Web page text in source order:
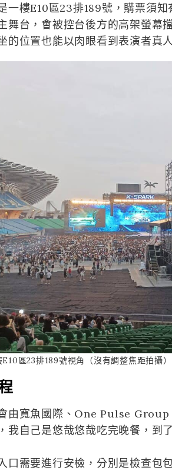
一樓E10區23排189號，購票須
舞台，會被控台後方的高架螢幕
的位置也能以肉眼看到表演者真
區23排189號視角（沒有調整焦距拍攝）
由寬魚國際、One Pulse
我自己是悠哉悠哉吃完晚餐，到
口需要進行安檢，分別是檢查包